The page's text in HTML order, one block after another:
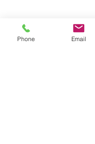
Phone Email